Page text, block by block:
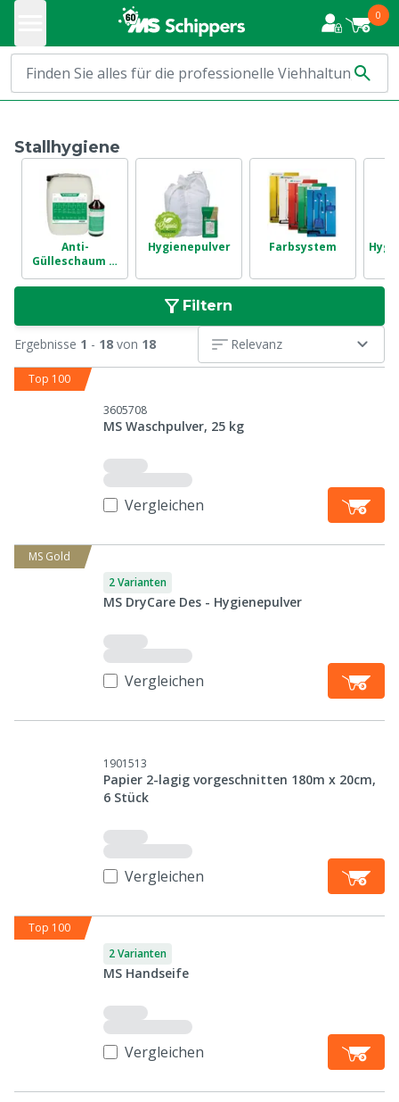
0
Stallhygiene
Anti-
Gülleschaum &
Stallluft
Hygienepulver Farbsystem
Filtern
Ergebnisse 1 - 18 von 18 Relevanz
Top 100
3605708
MS Waschpulver, 25 kg
Vergleichen
MS Gold
2 Varianten
MS DryCare Des - Hygienepulver
Vergleichen
1901513
Papier 2-lagig vorgeschnitten 180m x 20cm,
6 Stück
Vergleichen
Top 100
2 Varianten
MS Handseife
Vergleichen